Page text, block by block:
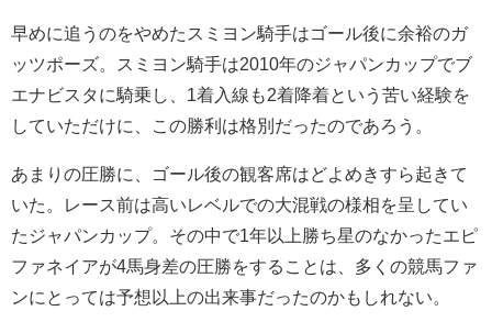
早めに追うのをやめたスミヨン騎手はゴール後に余裕のガ
ッツポーズ。スミヨン騎手は2010年のジャパンカップでブ
エナビスタに騎乗し、1着入線も2着降着という苦い経験を
していただけに、この勝利は格別だったのであろう。
あまりの圧勝に、ゴール後の観客席はどよめきすら起きて
いた。レース前は高いレベルでの大混戦の様相を呈してい
たジャパンカップ。その中で1年以上勝ち星のなかったエピ
ファネイアが4馬身差の圧勝をすることは、多くの競馬ファ
ンにとっては予想以上の出来事だったのかもしれない。